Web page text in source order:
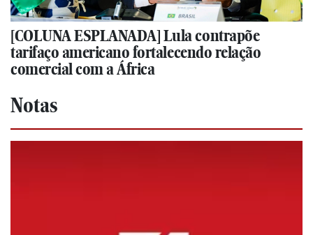
[COLUNA ESPLANADA] Lula contrapõe
tarifaço americano fortalecendo relação
comercial com a África
Notas